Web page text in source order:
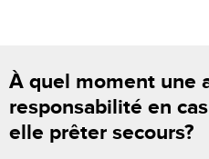
À quel moment une
responsabilité en
elle prêter secours?